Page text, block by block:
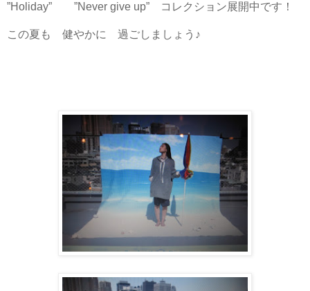
”Holiday” ”Never give up” コレクション展開中です！
この夏も 健やかに 過ごしましょう♪